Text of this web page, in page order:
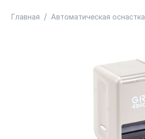
Главная / Автоматическая оснастка